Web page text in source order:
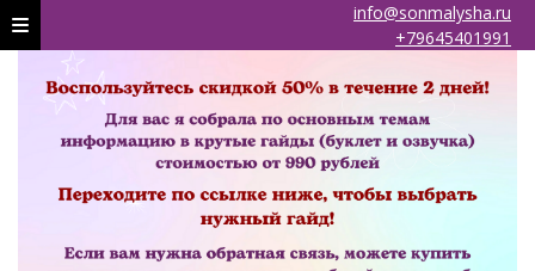
info@sonmalysha.ru
+79645401991